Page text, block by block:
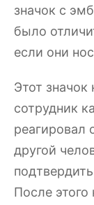
значок с
было
если они
Этот значок
сотрудник
реагировал
другой
После этого